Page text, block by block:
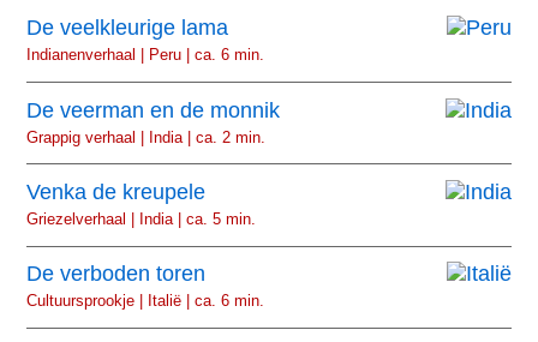
De veelkleurige lama
Indianenverhaal | Peru | ca. 6 min.
De veerman en de monnik
Grappig verhaal | India | ca. 2 min.
Venka de kreupele
Griezelverhaal | India | ca. 5 min.
De verboden toren
Cultuursprookje | Italië | ca. 6 min.